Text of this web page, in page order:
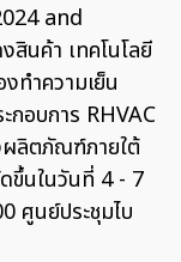
and
นค้า เทคโนโลยี
ทำความเย็น
กอบการ RHVAC
ผลิตภัณฑ์ภายใต้
นในวันที่ 4 - 7
ศูนย์ประชุมไบ